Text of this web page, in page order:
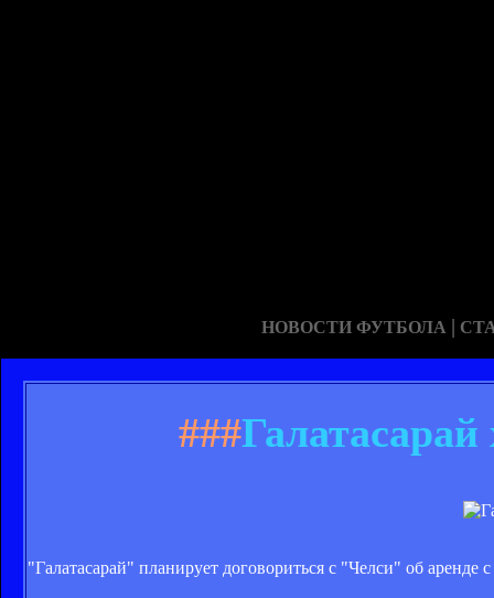
НОВОСТИ ФУТБОЛА |
###
"Галатасарай" планирует договориться с "Челси" об